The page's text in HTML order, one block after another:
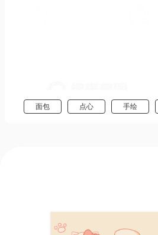
面包 点心 手绘